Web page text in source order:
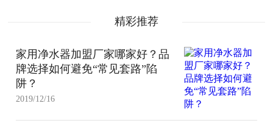
精彩推荐
家用净水器加盟厂家哪家好？品
牌选择如何避免“常见套路”陷
阱？
2019/12/16